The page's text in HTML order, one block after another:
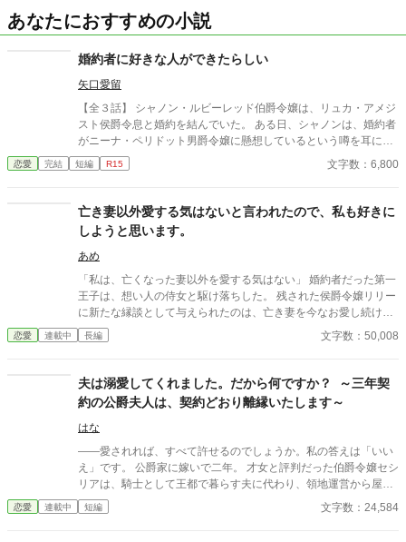
あなたにおすすめの小説
婚約者に好きな人ができたらしい
矢口愛留
【全３話】 シャノン・ルビーレッド伯爵令嬢は、リュカ・アメジ
スト侯爵令息と婚約を結んでいた。 ある日、シャノンは、婚約者
がニーナ・ペリドット男爵令嬢に懸想しているという噂を耳にす
る。 シャノンは断罪を回避するため、リュカとの婚約を円満に解
消しようとするが――。 ※ エブリスタに習作として掲載したもの
恋愛 完結 短編 R15 文字数：6,800
亡き妻以外愛する気はないと言われたので、私も好きに
しようと思います。
あめ
「私は、亡くなった妻以外を愛する気はない」 婚約者だった第一
王子は、想い人の侍女と駆け落ちした。 残された侯爵令嬢リリー
に新たな縁談として与えられたのは、亡き妻を今なお愛し続ける
英雄・辺境伯ヴィンセント。 「君を愛することはない」 そう言い
切る夫に、リリーは静かに微笑んで頷いた。 彼女にもまた、胸の
を忘れられないまま始まった、冷え切った政略結婚。 しかし、使
用人や領民から慕われるリリーの優しさに触れるうち、ヴィンセ
ントの凍てついた心は少しずつ変わり始める。 ――気付けば、彼
女の笑顔を守りたいと思うほどに。 だが、その矢先。 ヴィンセン
トは、リリーが一人の男と親しげに語り合う姿を目撃してしま
う。 「あの男は誰だ」 「私の初恋の人です。……今も、その人だ
けを想っています」 激しく動揺し、彼女を責めるヴィンセント。
そんな夫を見つめ、リリーは不思議そうに首を傾げた。 「旦那様
だって、奥様以外は愛する気はないと仰っていたじゃないです
恋愛 連載中 長編 文字数：50,008
夫は溺愛してくれました。だから何ですか？ ～三年契
約の公爵夫人は、契約どおり離縁いたします～
はな
――愛されれば、すべて許せるのでしょうか。私の答えは「いい
え」です。 公爵家に嫁いで二年。 才女と評判だった伯爵令嬢セシ
リアは、騎士として王都で暮らす夫に代わり、領地運営から屋敷
の切り盛りまで一手に引き受けていた。 けれど義父が亡くなると
状況は一変する。 義母には使用人同然に扱われ、わがままな義妹
恋愛 連載中 短編 文字数：24,584